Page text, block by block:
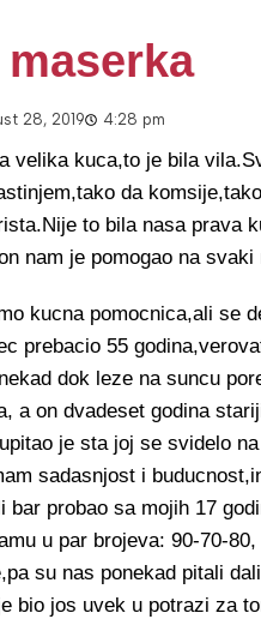
28, 2019 4:28 pm
velika kuca,to je bila
da
to bila nasa prava
nam je pomogao na svaki
kucna pomocnica,ali se
prebacio 55
dok leze na suncu
a on dvadeset godina
je sta joj se svidelo
sadasnjost i
bar probao sa mojih 17
u par brojeva: 90-70-
su nas ponekad pitali
bio jos uvek u potrazi za